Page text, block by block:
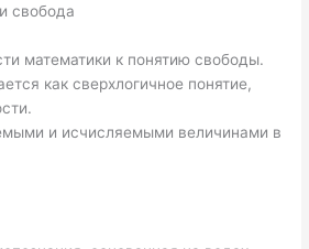
свобода
математики к понятию свободы.
как сверхлогичное понятие,
и исчисляемыми величинами в